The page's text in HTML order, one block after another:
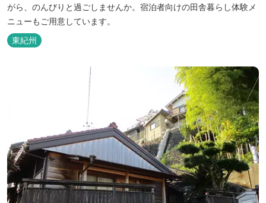
がら、のんびりと過ごしませんか。宿泊者向けの田舎暮らし体験メ
ニューもご用意しています。
東紀州